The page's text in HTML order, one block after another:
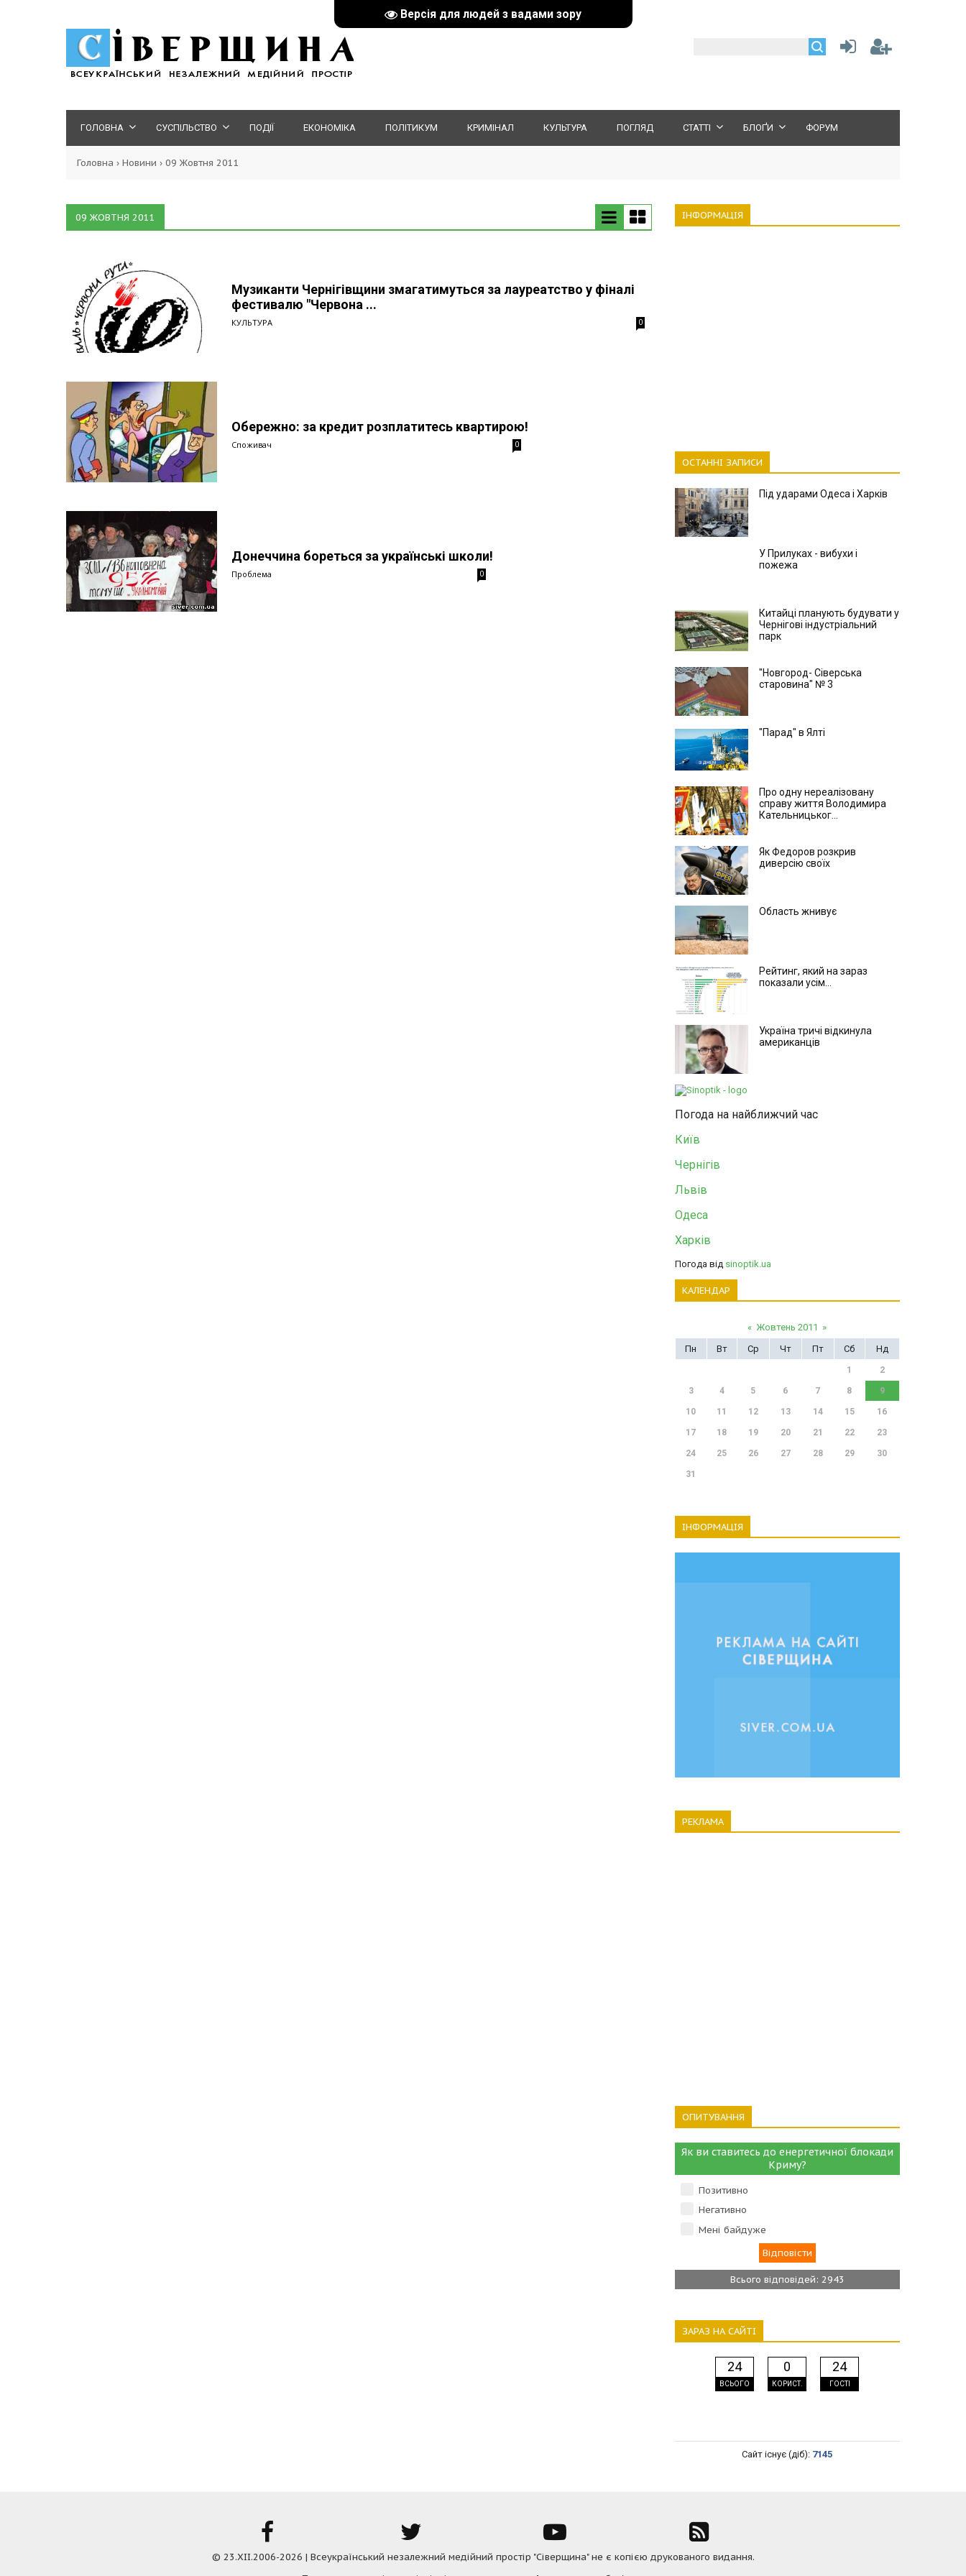
Версія для людей з вадами зору
ГОЛОВНА СУСПІЛЬСТВО ПОДІЇ ЕКОНОМІКА ПОЛІТИКУМ КРИМІНАЛ КУЛЬТУРА ПОГЛЯД СТАТТІ БЛОҐИ ФОРУМ
Головна › Новини › 09 Жовтня 2011
09 ЖОВТНЯ 2011
Музиканти Чернігівщини змагатимуться за лауреатство у фіналі
фестивалю "Червона ...
КУЛЬТУРА 0
Обережно: за кредит розплатитесь квартирою!
Споживач 0
Донеччина бореться за українські школи!
Проблема 0
ІНФОРМАЦІЯ
ОСТАННІ ЗАПИСИ
Під ударами Одеса і Харків
У Прилуках - вибухи і
пожежа
Китайці планують будувати у
Чернігові індустріальний
парк
"Новгород- Сіверська
старовина" № 3
"Парад" в Ялті
Про одну нереалізовану
справу життя Володимира
Кательницьког...
Як Федоров розкрив
диверсію своїх
Область жнивує
Рейтинг, який на зараз
показали усім...
Україна тричі відкинула
американців
Погода на найближчий час
Київ
Чернігів
Львів
Одеса
Харків
Погода від sinoptik.ua
КАЛЕНДАР
« Жовтень 2011 »
Пн
Вт Ср Чт Пт Сб Нд
1 2
3 4 5 6 7 8 9
10 11 12 13 14 15 16
17 18 19 20 21 22 23
24 25 26 27 28 29 30
31
ІНФОРМАЦІЯ
РЕКЛАМА
ОПИТУВАННЯ
Як ви ставитесь до енергетичної блокади
Криму?
Позитивно
Негативно
Мені байдуже
Всього відповідей: 2943
ЗАРАЗ НА САЙТІ
24
ВСЬОГО
0
КОРИСТ.
24
ГОСТІ
Сайт існує (діб): 7145
© 23.XII.2006-2026 | Всеукраїнський незалежний медійний простір "Сіверщина" не є копією друкованого видання.